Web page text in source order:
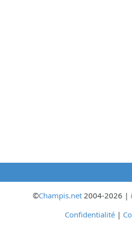
©Champis.net2004-2026 |
Confidentialité |